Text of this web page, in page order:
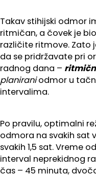
Takav stihijski odmor
ritmičan, a čovek je
različite ritmove. Zato
da se pridržavate pri
radnog dana –
planiraniodmor u
intervalima.
Po pravilu, optimalni
odmora na svakih sat
svakih 1,5 sat. Vreme
interval neprekidnog
čas – 45 minuta,